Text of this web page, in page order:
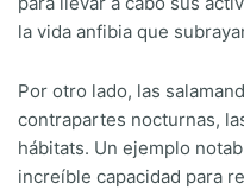
la vida anfibia que
Por otro lado, las
contrapartes nocturnas,
hábitats. Un ejemplo
increíble capacidad para